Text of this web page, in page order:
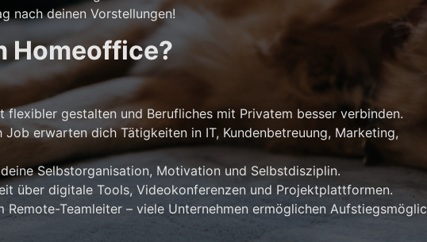
nach deinen Vorstellungen!
Homeoffice?
gestalten und Berufliches mit Privatem besser verbinden.
erwarten dich Tätigkeiten in IT, Kundenbetreuung, Marketing,
Selbstorganisation, Motivation und Selbstdisziplin.
über digitale Tools, Videokonferenzen und Projektplattformen.
Teamleiter – viele Unternehmen ermöglichen